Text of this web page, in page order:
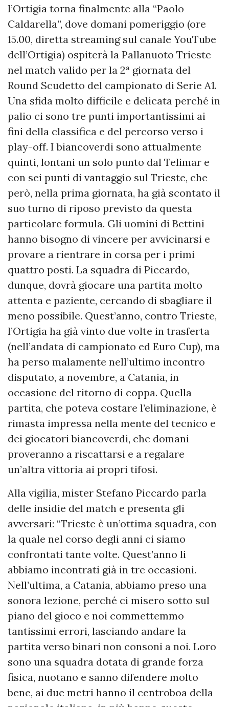
l’Ortigia torna finalmente alla “Paolo
Caldarella”, dove domani pomeriggio (ore
15.00, diretta streaming sul canale YouTube
dell’Ortigia) ospiterà la Pallanuoto Trieste
nel match valido per la 2ª giornata del
Round Scudetto del campionato di Serie A1.
Una sfida molto difficile e delicata perché in
palio ci sono tre punti importantissimi ai
fini della classifica e del percorso verso i
play-off. I biancoverdi sono attualmente
quinti, lontani un solo punto dal Telimar e
con sei punti di vantaggio sul Trieste, che
però, nella prima giornata, ha già scontato il
suo turno di riposo previsto da questa
particolare formula. Gli uomini di Bettini
hanno bisogno di vincere per avvicinarsi e
provare a rientrare in corsa per i primi
quattro posti. La squadra di Piccardo,
dunque, dovrà giocare una partita molto
attenta e paziente, cercando di sbagliare il
meno possibile. Quest’anno, contro Trieste,
l’Ortigia ha già vinto due volte in trasferta
(nell’andata di campionato ed Euro Cup), ma
ha perso malamente nell’ultimo incontro
disputato, a novembre, a Catania, in
occasione del ritorno di coppa. Quella
partita, che poteva costare l’eliminazione, è
rimasta impressa nella mente del tecnico e
dei giocatori biancoverdi, che domani
proveranno a riscattarsi e a regalare
un’altra vittoria ai propri tifosi.
Alla vigilia, mister Stefano Piccardo parla
delle insidie del match e presenta gli
avversari: “Trieste è un’ottima squadra, con
la quale nel corso degli anni ci siamo
confrontati tante volte. Quest’anno li
abbiamo incontrati già in tre occasioni.
Nell’ultima, a Catania, abbiamo preso una
sonora lezione, perché ci misero sotto sul
piano del gioco e noi commettemmo
tantissimi errori, lasciando andare la
partita verso binari non consoni a noi. Loro
sono una squadra dotata di grande forza
fisica, nuotano e sanno difendere molto
bene, ai due metri hanno il centroboa della